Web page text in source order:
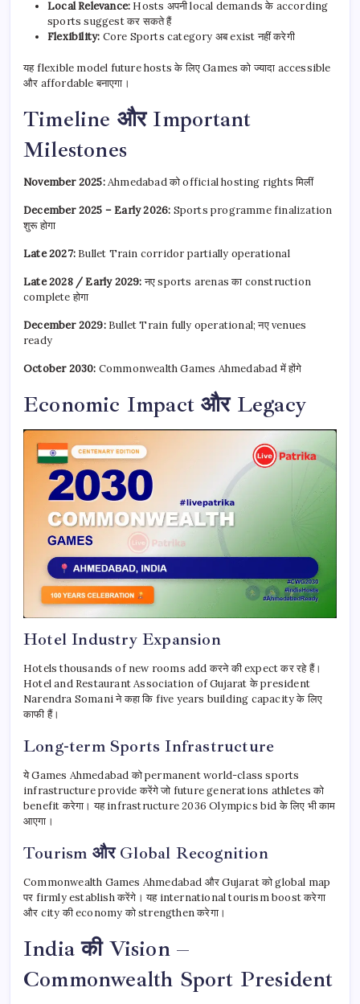
Local Relevance: Hosts अपनी local demands के according
sports suggest कर सकते हैं
Flexibility: Core Sports category अब exist नहीं करेगी
यह flexible model future hosts के लिए Games को ज्यादा accessible
और affordable बनाएगा।
Timeline और Important
Milestones
November 2025:Ahmedabad को official hosting rights मिलीं
December 2025 – Early 2026: Sports programme finalization
शुरू होगा
Late 2027: Bullet Train corridor partially operational
Late 2028 / Early 2029:नए sports arenas का construction
complete होगा
December 2029:Bullet Train fully operational; नए venues
ready
October 2030: Commonwealth Games Ahmedabad में होंगे
Economic Impact और Legacy
Hotel Industry Expansion
Hotels thousands of new rooms add करने की expect कर रहे हैं।
Hotel and Restaurant Association of Gujarat के president
Narendra Somani ने कहा कि five years building capacity के लिए
काफी हैं।
Long-term Sports Infrastructure
ये Games Ahmedabad को permanent world-class sports
infrastructure provide करेंगे जो future generations athletes को
benefit करेगा। यह infrastructure 2036 Olympics bid के लिए भी काम
आएगा।
Tourism और Global Recognition
Commonwealth Games Ahmedabad और Gujarat को global map
पर firmly establish करेंगे। यह international tourism boost करेगा
और city की economy को strengthen करेगा।
India की Vision –
Commonwealth Sport President